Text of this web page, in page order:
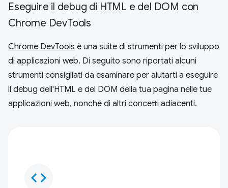
Eseguire il debug di HTML e del DOM con
Chrome DevTools
Chrome DevTools è una suite di strumenti per lo sviluppo
di applicazioni web. Di seguito sono riportati alcuni
strumenti consigliati da esaminare per aiutarti a eseguire
il debug dell'HTML e del DOM della tua pagina nelle tue
applicazioni web, nonché di altri concetti adiacenti.
code